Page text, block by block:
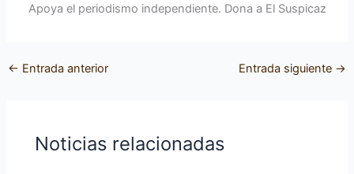
Apoya el periodismo independiente. Dona a El Suspicaz
← Entrada anterior Entrada siguiente →
Noticias relacionadas